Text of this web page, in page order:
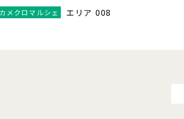
カメクロマルシェ エリア 008